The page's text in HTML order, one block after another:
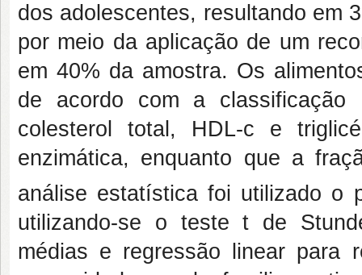
dos adolescentes, resultando em
por meio da aplicação de um
em 40% da amostra. Os
de acordo com a classificação
colesterol total, HDL-c e
enzimática, enquanto que a
análise estatística foi utilizado o
utilizando-se o teste t de
médias e regressão linear para